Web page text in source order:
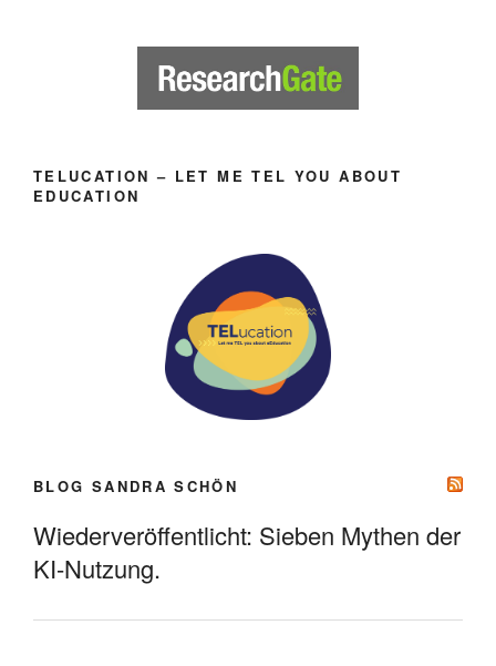
TELUCATION – LET ME TEL YOU ABOUT
EDUCATION
BLOG SANDRA SCHÖN
Wiederveröffentlicht: Sieben Mythen der
KI-Nutzung.